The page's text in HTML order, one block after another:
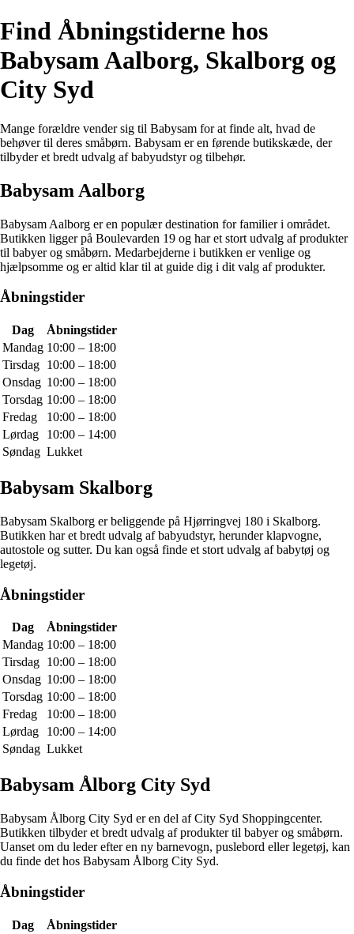
Find Åbningstiderne hos
Babysam Aalborg, Skalborg og
City Syd
Mange forældre vender sig til Babysam for at finde alt, hvad de
behøver til deres småbørn. Babysam er en førende butikskæde, der
tilbyder et bredt udvalg af babyudstyr og tilbehør.
Babysam Aalborg
Babysam Aalborg er en populær destination for familier i området.
Butikken ligger på Boulevarden 19 og har et stort udvalg af produkter
til babyer og småbørn. Medarbejderne i butikken er venlige og
hjælpsomme og er altid klar til at guide dig i dit valg af produkter.
Åbningstider
Dag
Åbningstider
Mandag 10:00 – 18:00
Tirsdag 10:00 – 18:00
Onsdag 10:00 – 18:00
Torsdag 10:00 – 18:00
Fredag
10:00 – 18:00
Lørdag
10:00 – 14:00
Søndag Lukket
Babysam Skalborg
Babysam Skalborg er beliggende på Hjørringvej 180 i Skalborg.
Butikken har et bredt udvalg af babyudstyr, herunder klapvogne,
autostole og sutter. Du kan også finde et stort udvalg af babytøj og
legetøj.
Åbningstider
Dag
Åbningstider
Mandag 10:00 – 18:00
Tirsdag 10:00 – 18:00
Onsdag 10:00 – 18:00
Torsdag 10:00 – 18:00
Fredag
10:00 – 18:00
Lørdag
10:00 – 14:00
Søndag Lukket
Babysam Ålborg City Syd
Babysam Ålborg City Syd er en del af City Syd Shoppingcenter.
Butikken tilbyder et bredt udvalg af produkter til babyer og småbørn.
Uanset om du leder efter en ny barnevogn, puslebord eller legetøj, kan
du finde det hos Babysam Ålborg City Syd.
Åbningstider
Dag
Åbningstider